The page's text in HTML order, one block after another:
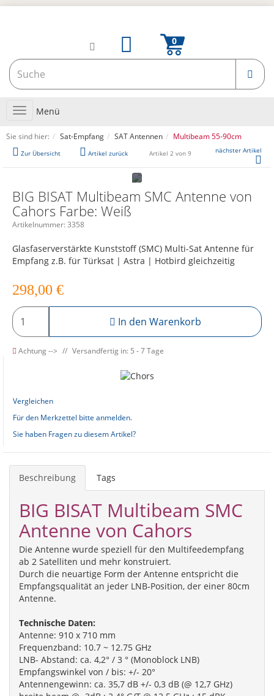
Toggle
navigation
Menü
Sie sind hier: Sat-Empfang SAT Antennen Multibeam 55-90cm
Zur Übersicht Artikel zurück Artikel 2 von 9 nächster Artikel
BIG BISAT Multibeam SMC Antenne von
Cahors Farbe: Weiß
Artikelnummer:3358
Glasfaserverstärkte Kunststoff (SMC) Multi-Sat Antenne für
Empfang z.B. für Türksat | Astra | Hotbird gleichzeitig
298,00 €
In den Warenkorb
Achtung --> Versandfertig in: 5 - 7 Tage
Vergleichen
Für den Merkzettel bitte anmelden.
Sie haben Fragen zu diesem Artikel?
Beschreibung Tags
BIG BISAT Multibeam SMC
Antenne von Cahors
Die Antenne wurde speziell für den Multifeedempfang
ab 2 Satelliten und mehr konstruiert.
Durch die neuartige Form der Antenne entspricht die
Empfangsqualität an jeder LNB-Position, der einer 80cm
Antenne.
Technische Daten:
Antenne: 910 x 710 mm
Frequenzband: 10.7 ~ 12.75 GHz
LNB- Abstand: ca. 4,2° / 3 ° (Monoblock LNB)
Empfangswinkel von / bis: +/- 20°
Antennengewinn: ca. 35,7 dB +/- 0,3 dB (@ 12,7 GHz)